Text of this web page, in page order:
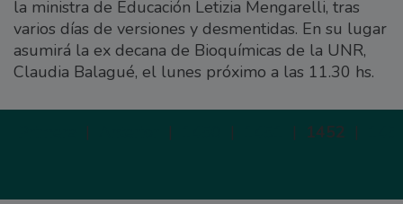
la ministra de Educación Letizia Mengarelli, tras
varios días de versiones y desmentidas. En su lugar
asumirá la ex decana de Bioquímicas de la UNR,
Claudia Balagué, el lunes próximo a las 11.30 hs.
| | | | 1452 |